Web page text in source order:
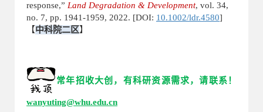
response,” Land Degradation & Development, vol. 34,
no. 7, pp. 1941-1959, 2022. [DOI: 10.1002/ldr.4580]
【中科院二区 】
常年招收大创，有科研资源需求，请联系！
wanyuting@whu.edu.cn